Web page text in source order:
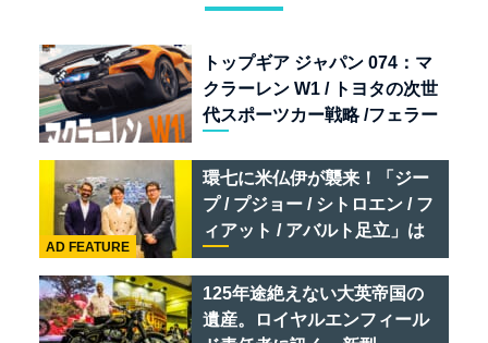
トップギア ジャパン 074：マ
クラーレン W1 / トヨタの次世
代スポーツカー戦略 /フェラー
リオ /ベントレー スーパース
ポーツ
環七に米仏伊が襲来！「ジー
プ / プジョー / シトロエン / フ
ィアット / アバルト足立」は
クルマのセレクトショップで
ある
AD FEATURE
125年途絶えない大英帝国の
遺産。ロイヤルエンフィール